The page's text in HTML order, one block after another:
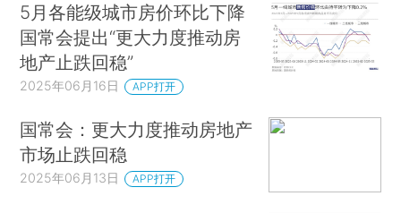
5月各能级城市房价环比下降
国常会提出“更大力度推动房
地产止跌回稳”
2025年06月16日 APP打开
国常会：更大力度推动房地产
市场止跌回稳
2025年06月13日 APP打开